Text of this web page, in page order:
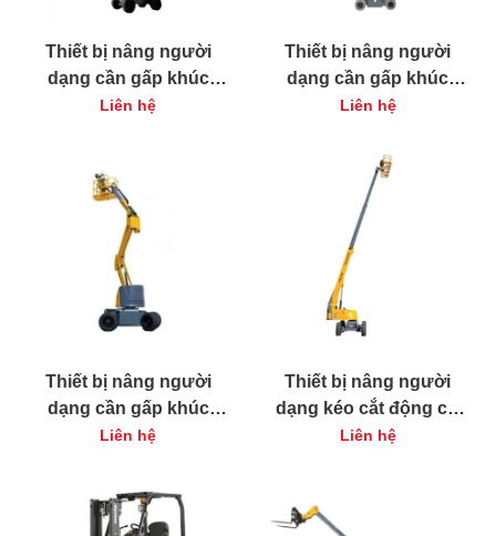
Thiết bị nâng người
dạng cần gấp khúc
động cơ Haulotte HA16
Liên hệ
Thiết bị nâng người
dạng cần gấp khúc
động cơ Haulotte HA41
Liên hệ
Thiết bị nâng người
dạng cần gấp khúc
động cơ Haulotte HA32
Liên hệ
Thiết bị nâng người
dạng kéo cắt động cơ
Haulotte H12 SX
Liên hệ